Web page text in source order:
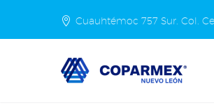
Cuauhtémoc 757 Sur. Col.